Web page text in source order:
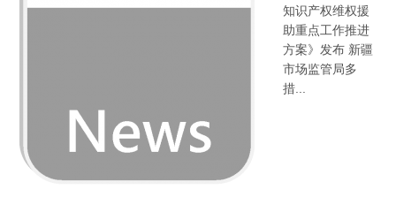
知识产权维权援
助重点工作推进
方案》发布 新疆
市场监管局多
措...